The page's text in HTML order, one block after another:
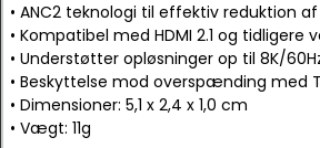
• ANC2 teknologi til effektiv reduktion af
• Kompatibel med HDMI 2.1 og tidligere
• Understøtter opløsninger op til 8K/
• Beskyttelse mod overspænding med
• Dimensioner: 5,1 x 2,4 x 1,0 cm
• Vægt: 11g